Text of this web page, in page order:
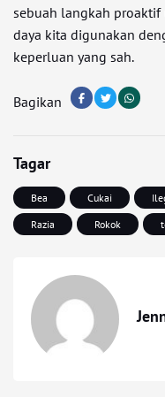
sebuah langkah
daya kita digunakan
keperluan yang sah.
Bagikan
Tagar
Bea Cukai
Razia
Rokok